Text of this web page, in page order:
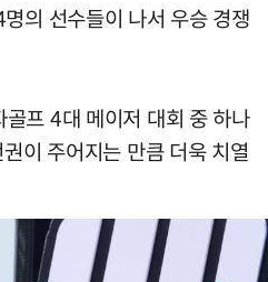
의 선수들이 나서 우승 경쟁
프 4대 메이저 대회 중 하나
이 주어지는 만큼 더욱 치열